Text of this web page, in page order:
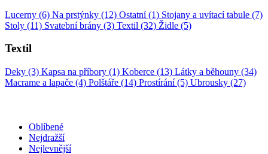
Lucerny (6) Na prstýnky (12) Ostatní (1) Stojany a uvítací tabule (7)
Stoly (11) Svatební brány (3) Textil (32) Židle (5)
Textil
Deky (3) Kapsa na příbory (1) Koberce (13) Látky a běhouny (34)
Macrame a lapače (4) Polštáře (14) Prostírání (5) Ubrousky (27)
Oblíbené
Nejdražší
Nejlevnější